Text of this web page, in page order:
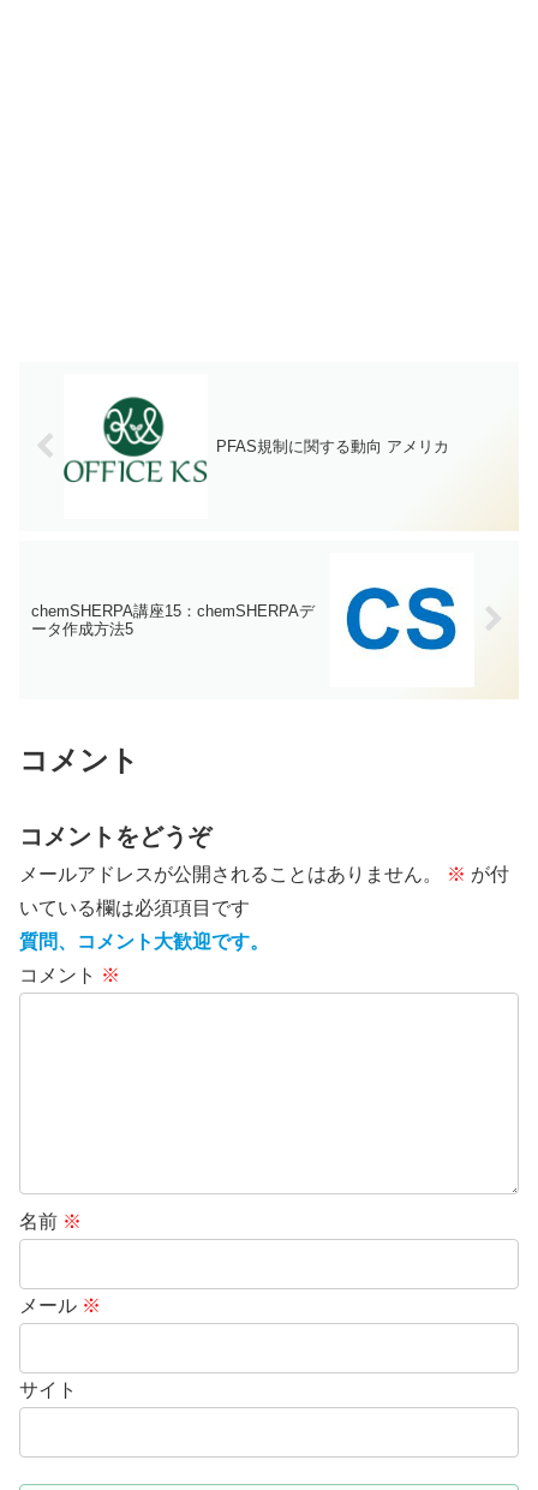
PFAS規制に関する動向 アメリカ
chemSHERPA講座15：chemSHERPAデ
ータ作成方法5
コメント
コメントをどうぞ
メールアドレスが公開されることはありません。 ※ が付
いている欄は必須項目です
質問、コメント大歓迎です。
コメント ※
名前 ※
メール ※
サイト